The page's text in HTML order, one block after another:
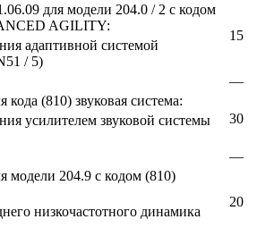
для модели 204.0 / 2 с кодом
AGILITY:
15
адаптивной системой
/ 5)
—
кода (810) звуковая система:
30
усилителем звуковой системы
—
модели 204.9 с кодом (810)
20
низкочастотного динамика